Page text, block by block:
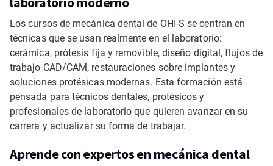
Los cursos de mecánica dental de OHI-S se centran en
técnicas que se usan realmente en el laboratorio:
cerámica, prótesis fija y removible, diseño digital, flujos de
trabajo CAD/CAM, restauraciones sobre implantes y
soluciones protésicas modernas. Esta formación está
pensada para técnicos dentales, protésicos y
profesionales de laboratorio que quieren avanzar en su
carrera y actualizar su forma de trabajar.
Aprende con expertos en mecánica dental